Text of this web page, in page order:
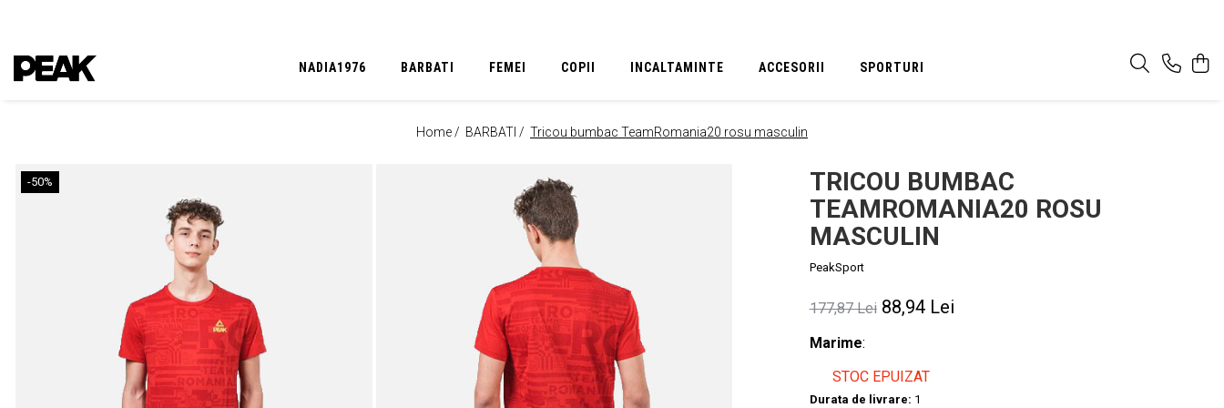
NADIA1976 BARBATI FEMEI COPII INCALTAMINTE ACCESORII SPORTURI
Home / BARBATI / Tricou bumbac TeamRomania20 rosu masculin
-50%
TRICOU BUMBAC
TEAMROMANIA20 ROSU
MASCULIN
PeakSport
177,87 Lei 88,94 Lei
Marime:
STOC EPUIZAT
Durata de livrare: 1